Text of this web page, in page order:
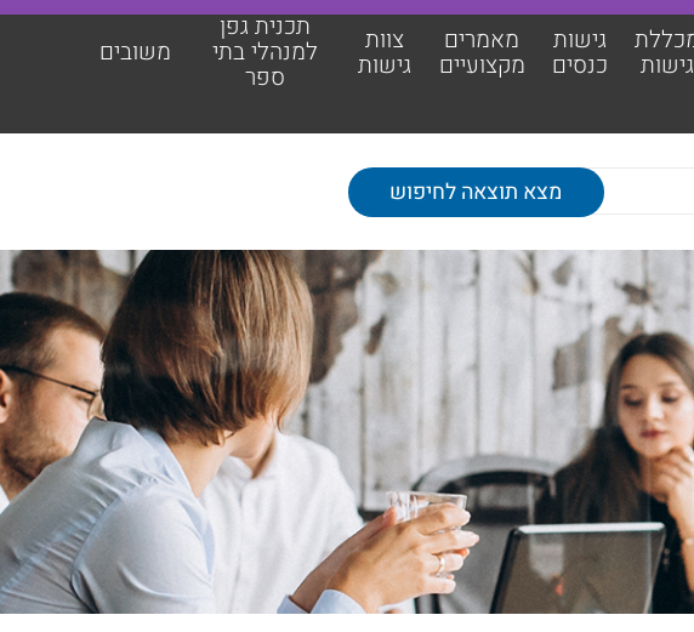
גישות
גישות
כנסים
מאמרים
מקצועיים
צוות
גישות
תכנית גפן
למנהלי בתי
ספר
משובים
מקצועיים
תכנית גפן למנהלי בתי ספר